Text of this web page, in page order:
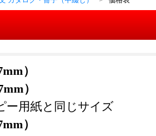
）
）
ー用紙と同じサイズ
）